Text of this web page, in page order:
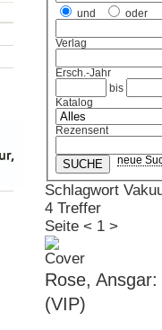
und oder
Verlag
Ersch.-Jahr
bis
Katalog
Rezensent
neue
Schlagwort
4 Treffer
Seite < 1 >
Rose,
(VIP)